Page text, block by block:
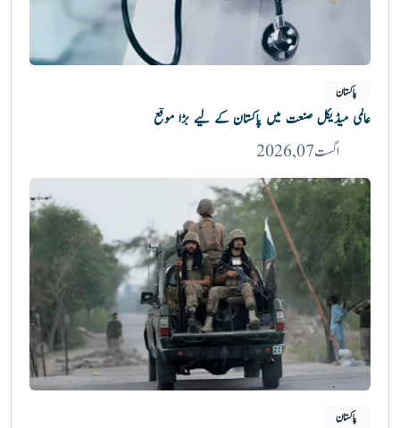
پاکستان
عالمی میڈیکل صنعت میں پاکستان کے لیے بڑا موقع
اگست 07, 2026
پاکستان